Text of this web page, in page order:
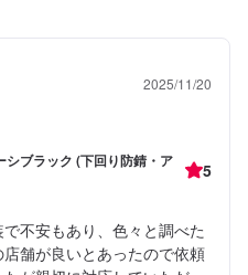
2025/11/20
シブラック (下回り防錆・ア
5
不安もあり、色々と調べた
舗が良いとあったので依頼